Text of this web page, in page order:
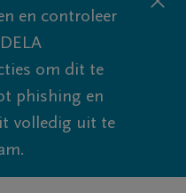
en controleer
om dit te
phishing en
volledig uit te